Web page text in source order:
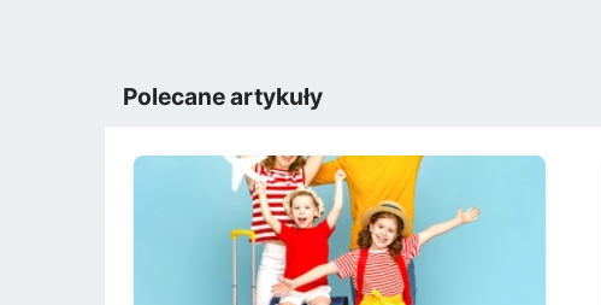
Polecane artykuły